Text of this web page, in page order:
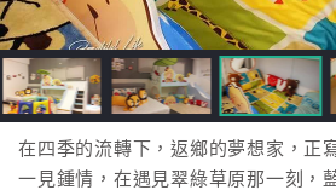
跟
飯
店
訂
房
HOT
在四季的流轉下，返鄉的夢想家，正
一見鍾情，在遇見翠綠草原那一刻，